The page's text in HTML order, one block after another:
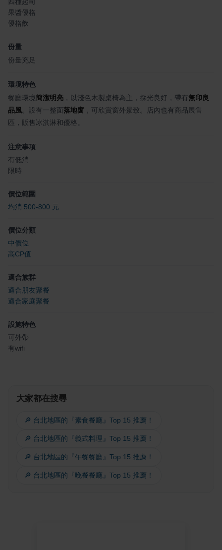
果醬優格
優格飲
份量
份量充足
環境特色
餐廳環境簡潔明亮 ，以淺色木製桌椅為主，採光良好，帶有無印良
品風 。設有一整面落地窗 ，可欣賞窗外景致。店內也有商品展售
區，販售冰淇淋和優格。
注意事項
有低消
限時
價位範圍
均消 500-800 元
價位分類
中價位
高CP值
適合族群
適合朋友聚餐
適合家庭聚餐
設施特色
可外帶
有wifi
大家都在搜尋
🔎 台北地區的『素食餐廳』Top 15 推薦！
🔎 台北地區的『義式料理』Top 15 推薦！
🔎 台北地區的『午餐餐廳』Top 15 推薦！
🔎 台北地區的『晚餐餐廳』Top 15 推薦！